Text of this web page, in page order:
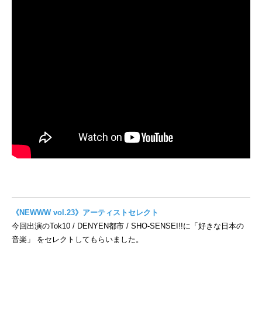
《NEWWW vol.23》アーティストセレクト
今回出演のTok10 / DENYEN都市 / SHO-SENSEI!!に「好きな日本の
音楽」 をセレクトしてもらいました。